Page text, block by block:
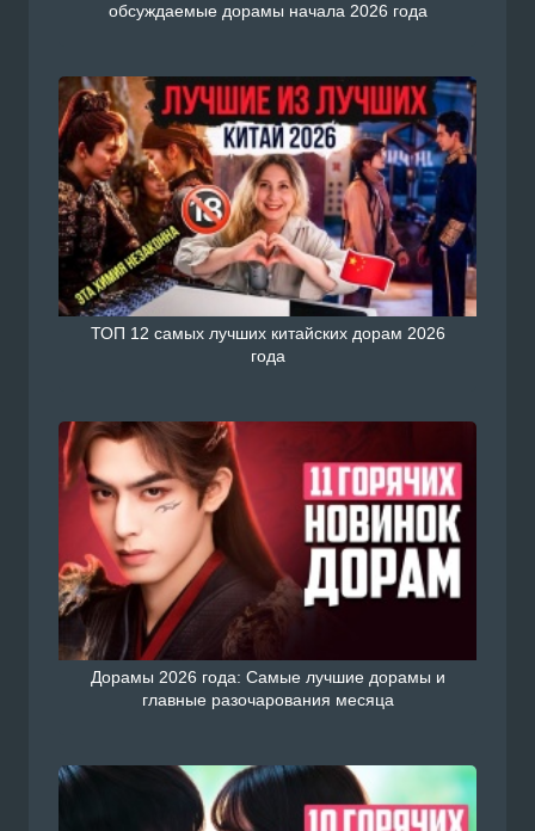
обсуждаемые дорамы начала 2026 года
ТОП 12 самых лучших китайских дорам 2026
года
Дорамы 2026 года: Самые лучшие дорамы и
главные разочарования месяца